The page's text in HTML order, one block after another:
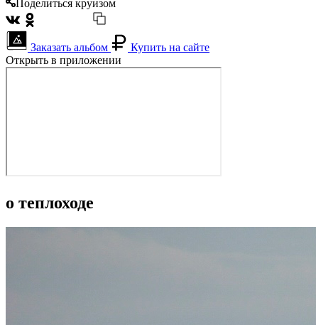
Поделиться круизом
Заказать альбом
Купить на сайте
Открыть в приложении
о теплоходе